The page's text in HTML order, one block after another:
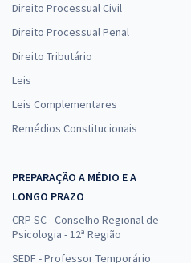
Direito Processual Civil
Direito Processual Penal
Direito Tributário
Leis
Leis Complementares
Remédios Constitucionais
PREPARAÇÃO A MÉDIO E A
LONGO PRAZO
CRP SC - Conselho Regional de
Psicologia - 12ª Região
SEDF - Professor Temporário